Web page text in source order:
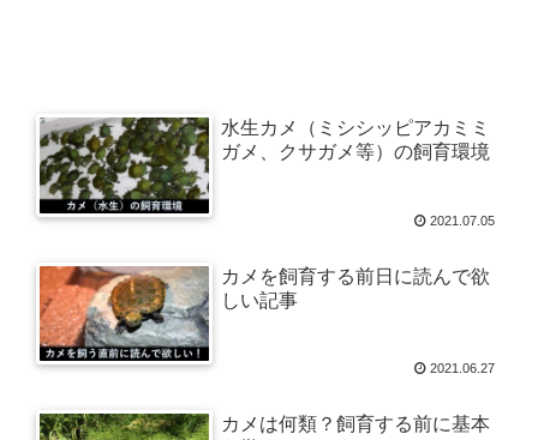
水生カメ（ミシシッピアカミミ
ガメ、クサガメ等）の飼育環境
2021.07.05
カメを飼育する前日に読んで欲
しい記事
2021.06.27
カメは何類？飼育する前に基本